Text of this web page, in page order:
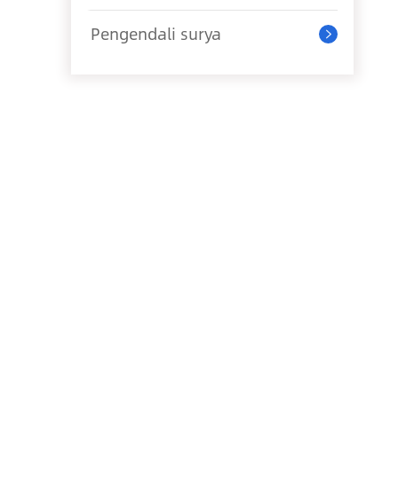
Pengendali surya 